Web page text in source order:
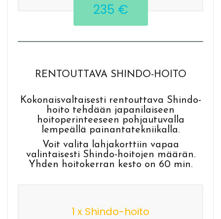
235 €
RENTOUTTAVA SHINDO-HOITO
Kokonaisvaltaisesti rentouttava Shindo-
hoito tehdään japanilaiseen
hoitoperinteeseen pohjautuvalla
lempeällä painantatekniikalla.
Voit valita lahjakorttiin vapaa
valintaisesti Shindo-hoitojen määrän.
Yhden hoitokerran kesto on 60 min.
1 x Shindo-hoito